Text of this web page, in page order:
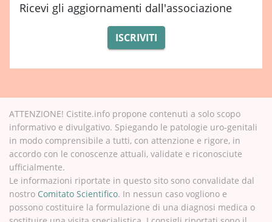
Ricevi gli aggiornamenti dall'associazione
ISCRIVITI
ATTENZIONE! Cistite.info propone contenuti a solo scopo
informativo e divulgativo. Spiegando le patologie uro-genitali
in modo comprensibile a tutti, con attenzione e rigore, in
accordo con le conoscenze attuali, validate e riconosciute
ufficialmente.
Le informazioni riportate in questo sito sono convalidate dal
nostro Comitato Scientifico. In nessun caso vogliono e
possono costituire la formulazione di una diagnosi medica o